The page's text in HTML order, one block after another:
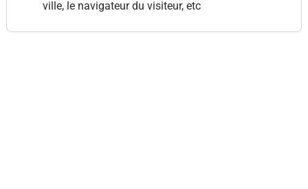
ville, le navigateur du visiteur, etc